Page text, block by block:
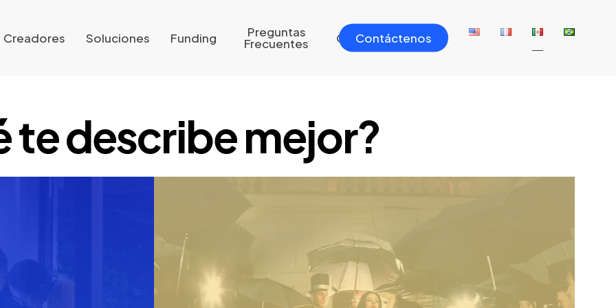
Creadores Soluciones Funding Preguntas
Frecuentes Contáctenos
Contáctenos
te describe mejor?